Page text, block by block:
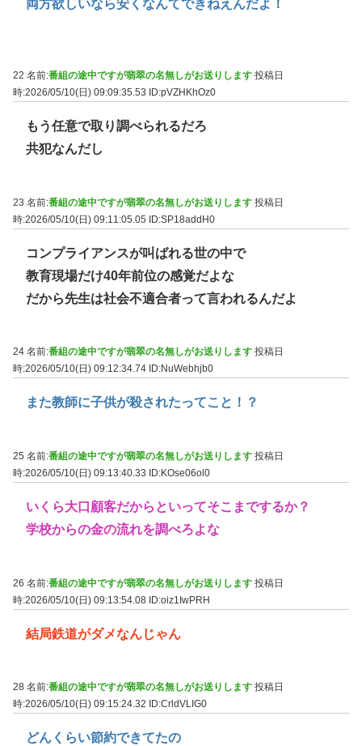
両方欲しいなら安くなんてできねえんだよ！
22 名前:番組の途中ですが翡翠の名無しがお送りします 投稿日
時:2026/05/10(日) 09:09:35.53
ID:pVZHKhOz0
もう任意で取り調べられるだろ
共犯なんだし
23 名前:番組の途中ですが翡翠の名無しがお送りします 投稿日
時:2026/05/10(日) 09:11:05.05 ID:SP18addH0
コンプライアンスが叫ばれる世の中で
教育現場だけ40年前位の感覚だよな
だから先生は社会不適合者って言われるんだよ
24 名前:番組の途中ですが翡翠の名無しがお送りします 投稿日
時:2026/05/10(日) 09:12:34.74 ID:NuWebhjb0
また教師に子供が殺されたってこと！？
25 名前:番組の途中ですが翡翠の名無しがお送りします 投稿日
時:2026/05/10(日) 09:13:40.33
ID:KOse06ol0
いくら大口顧客だからといってそこまでするか？
学校からの金の流れを調べろよな
26 名前:番組の途中ですが翡翠の名無しがお送りします 投稿日
時:2026/05/10(日) 09:13:54.08 ID:oiz1IwPRH
結局鉄道がダメなんじゃん
28 名前:番組の途中ですが翡翠の名無しがお送りします 投稿日
時:2026/05/10(日) 09:15:24.32
ID:CrldVLIG0
どんくらい節約できてたの